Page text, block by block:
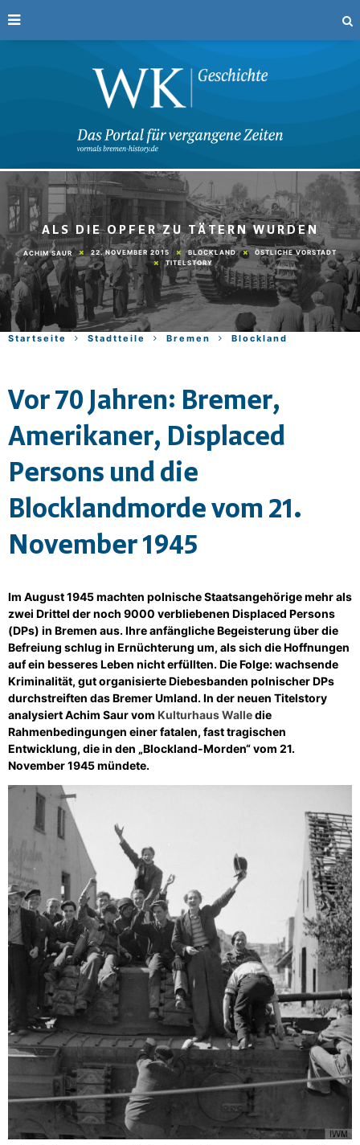
ALS DIE OPFER ZU TÄTERN WURDEN
ACHIM SAUR 22. NOVEMBER 2015 BLOCKLAND
ÖSTLICHE VORSTADT
TITELSTORY
Startseite Stadtteile Bremen Blockland
Vor 70 Jahren: Bremer,
Amerikaner, Displaced
Persons und die
Blocklandmorde vom 21.
November 1945
Im August 1945 machten polnische Staatsangehörige mehr als
zwei Drittel der noch 9000 verbliebenen Displaced Persons
(DPs) in Bremen aus. Ihre anfängliche Begeisterung über die
Befreiung schlug in Ernüchterung um, als sich die Hoffnungen
auf ein besseres Leben nicht erfüllten. Die Folge: wachsende
Kriminalität, gut organisierte Diebesbanden polnischer DPs
durchstreiften das Bremer Umland. In der neuen Titelstory
analysiert Achim Saur vom Kulturhaus Walledie
Rahmenbedingungen einer fatalen, fast tragischen
Entwicklung, die in den „Blockland-Morden“ vom 21.
November 1945 mündete.